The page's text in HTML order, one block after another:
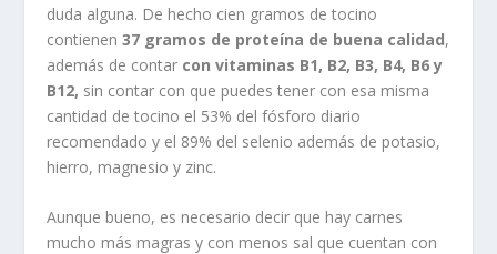
duda alguna. De hecho cien gramos de tocino
contienen37 gramos de proteína de buena calidad,
además de contar con vitaminas B1, B2, B3, B4, B6 y
B12, sin contar con que puedes tener con esa misma
cantidad de tocino el 53% del fósforo diario
recomendado y el 89% del selenio además de potasio,
hierro, magnesio y zinc.
Aunque bueno, es necesario decir que hay carnes
mucho más magras y con menos sal que cuentan con